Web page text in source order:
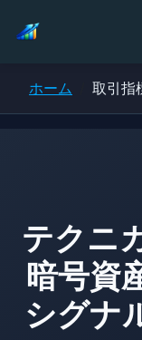
ホーム 取引指
テクニ
暗号資
シグナ